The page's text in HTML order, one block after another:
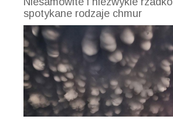
spotykane rodzaje chmur